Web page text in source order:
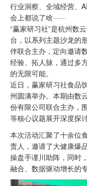
行业洞察、全域经营、
会上都说了啥······
“赢家研习社”是杭州数
台，以系列主题沙龙的
伴联合主办，定向邀请
经验、拓人脉，通过多
的无限可能。
近日，赢家研习社食品
州圆满举办。本期由数
份有限公司联合主办，
等核心议题展开深度探讨
本次活动汇聚了十余位
责人，邀请了大健康爆
操盘手谨川助阵，同时
融合、数据驱动增长的